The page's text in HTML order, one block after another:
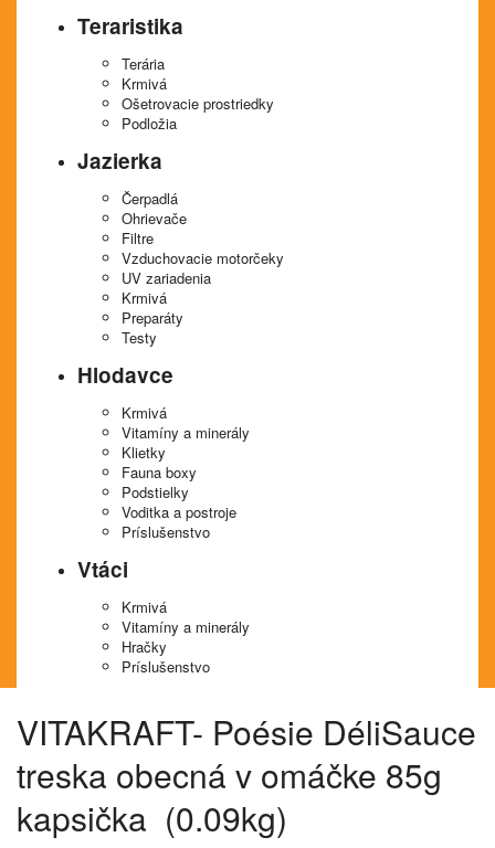
Teraristika
Terária
Krmivá
Ošetrovacie prostriedky
Podložia
Jazierka
Čerpadlá
Ohrievače
Filtre
Vzduchovacie motorčeky
UV zariadenia
Krmivá
Preparáty
Testy
Hlodavce
Krmivá
Vitamíny a minerály
Klietky
Fauna boxy
Podstielky
Voditka a postroje
Príslušenstvo
Vtáci
Krmivá
Vitamíny a minerály
Hračky
Príslušenstvo
VITAKRAFT- Poésie DéliSauce
treska obecná v omáčke 85g
kapsička (0.09kg)